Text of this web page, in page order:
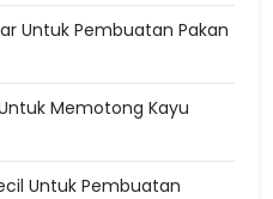
Untuk Pembuatan Pakan
Memotong Kayu
Untuk Pembuatan